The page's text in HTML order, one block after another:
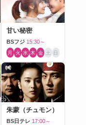
甘い秘密
BSフジ 15:30～
月 火 水 木 金 土 日
朱蒙（チュモン）
BS日テレ 17:00～